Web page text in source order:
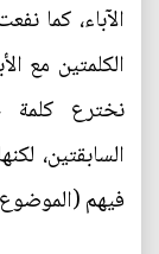
الآباء، كما
الكلمتين مع
نخترع كلمة
السابقتين،
فيهم